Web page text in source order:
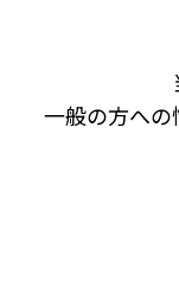
群としては「
技、被災2病院に
一般の方への